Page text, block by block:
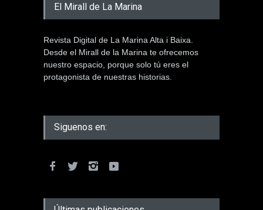
El Mirall de La Marina
Revista Digital de La Marina Alta i Baixa.
Desde el Mirall de la Marina te ofrecemos
nuestro espacio, porque solo tú eres el
protagonista de nuestras historias.
Siguenos en: